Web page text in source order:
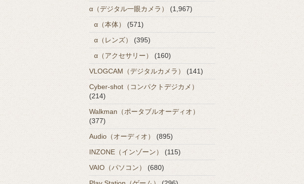
α（デジタル一眼カメラ）
(1,967)
α（本体）
(571)
α（レンズ）
(395)
α（アクセサリー）
(160)
VLOGCAM（デジタルカメラ）
(141)
Cyber-shot（コンパクトデジカメ）
(214)
Walkman（ポータブルオーディオ）
(377)
Audio（オーディオ）
(895)
INZONE（インゾーン）
(115)
VAIO（パソコン）
(680)